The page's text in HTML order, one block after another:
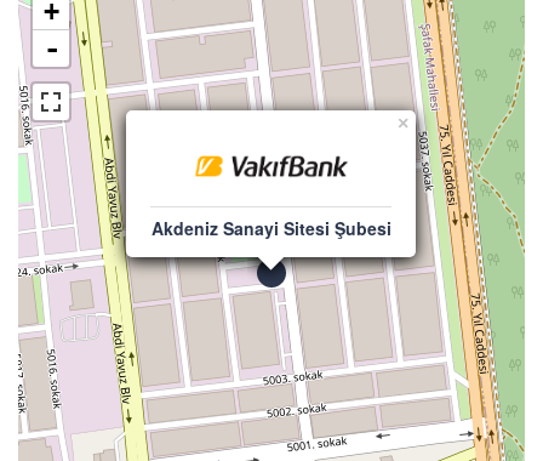
×
Akdeniz Sanayi Sitesi Şubesi
+
-